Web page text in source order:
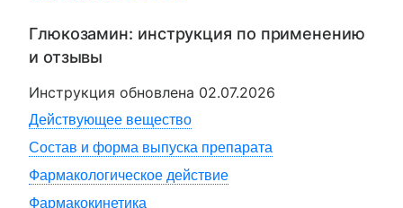
Глюкозамин: инструкция по применению
и отзывы
Инструкция обновлена 02.07.2026
Действующее вещество
Состав и форма выпуска препарата
Фармакологическое действие
Фармакокинетика